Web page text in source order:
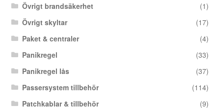
Övrigt brandsäkerhet
(1)
Övrigt skyltar
(17)
Paket & centraler
(4)
Panikregel
(33)
Panikregel lås
(37)
Passersystem tillbehör
(114)
Patchkablar & tillbehör
(9)